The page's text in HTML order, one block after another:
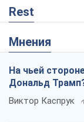
Rest
Мнения
На чьей
Дональд
Виктор Каспрук